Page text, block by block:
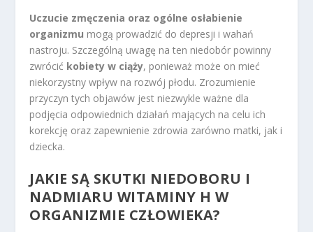
Uczucie zmęczenia oraz ogólne osłabienie
organizmu mogą prowadzić do depresji i wahań
nastroju. Szczególną uwagę na ten niedobór powinny
zwrócić kobiety w ciąży, ponieważ może on mieć
niekorzystny wpływ na rozwój płodu. Zrozumienie
przyczyn tych objawów jest niezwykle ważne dla
podjęcia odpowiednich działań mających na celu ich
korekcję oraz zapewnienie zdrowia zarówno matki, jak i
dziecka.
JAKIE SĄ SKUTKI NIEDOBORU I
NADMIARU WITAMINY H W
ORGANIZMIE CZŁOWIEKA?